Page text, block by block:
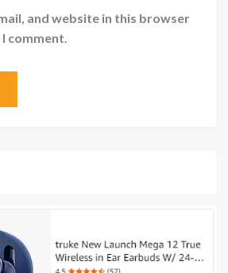
and website in this browser
comment.